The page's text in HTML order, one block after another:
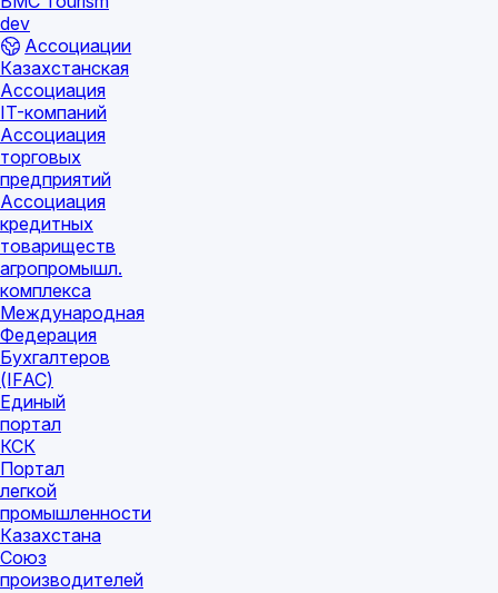
dev
Ассоциации
Казахстанская
Ассоциация
IT-компаний
Ассоциация
торговых
предприятий
Ассоциация
кредитных
товариществ
агропромышл.
комплекса
Международная
Федерация
Бухгалтеров
(IFAC)
Единый
портал
КСК
Портал
легкой
промышленности
Казахстана
Союз
производителей